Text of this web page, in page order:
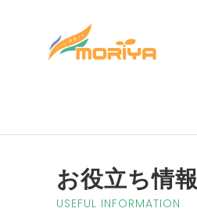
お役立ち情報
USEFUL INFORMATION